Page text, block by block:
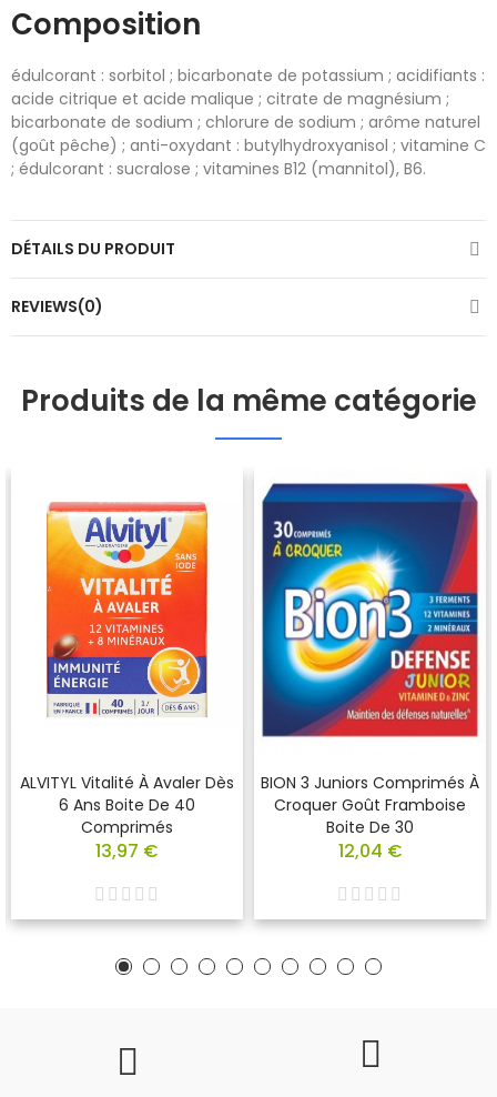
Composition
édulcorant : sorbitol ; bicarbonate de potassium ; acidifiants :
acide citrique et acide malique ; citrate de magnésium ;
bicarbonate de sodium ; chlorure de sodium ; arôme naturel
(goût pêche) ; anti-oxydant : butylhydroxyanisol ; vitamine C
; édulcorant : sucralose ; vitamines B12 (mannitol), B6.
DÉTAILS DU PRODUIT
REVIEWS(0)
Produits de la même catégorie
ALVITYL Vitalité À Avaler Dès
6 Ans Boite De 40
Comprimés
13,97 €
BION 3 Juniors Comprimés À
Croquer Goût Framboise
Boite De 30
12,04 €